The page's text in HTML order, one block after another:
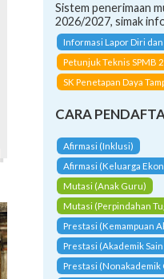
Sistem penerimaan
2026/2027, simak
Informasi Lapor Diri
Petunjuk Teknis SPMB
SK Penetapan Daya
CARA
Afirmasi (Inklusi)
Afirmasi (Keluarga
Mutasi (Anak Guru)
Mutasi (Perpindahan
Prestasi (Kemampuan
Prestasi (Akademik
Prestasi (Nonakademik